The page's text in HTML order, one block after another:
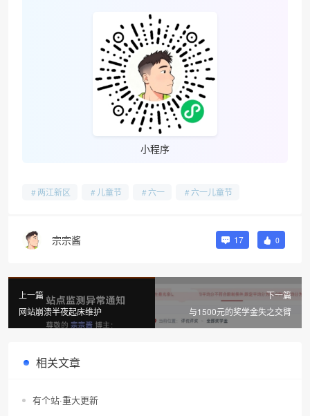
小程序
两江新区 儿童节 六一 六一儿童节
宗宗酱 17 0
上一篇
网站崩溃半夜起床维护
下一篇
与1500元的奖学金失之交臂
相关文章
有个站·重大更新